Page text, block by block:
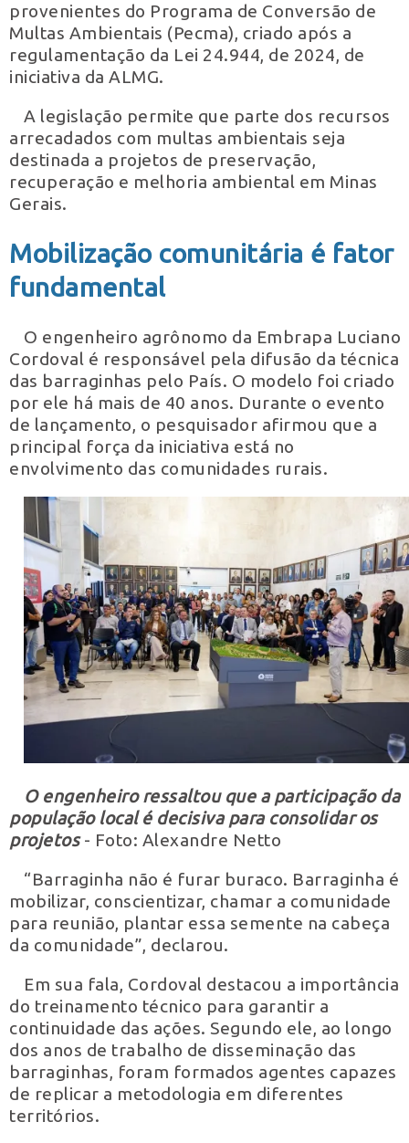
provenientes do Programa de Conversão de
Multas Ambientais (Pecma), criado após a
regulamentação da Lei 24.944, de 2024, de
iniciativa da ALMG.
A legislação permite que parte dos recursos
arrecadados com multas ambientais seja
destinada a projetos de preservação,
recuperação e melhoria ambiental em Minas
Gerais.
Mobilização comunitária é fator
fundamental
O engenheiro agrônomo da Embrapa Luciano
Cordoval é responsável pela difusão da técnica
das barraginhas pelo País. O modelo foi criado
por ele há mais de 40 anos. Durante o evento
de lançamento, o pesquisador afirmou que a
principal força da iniciativa está no
envolvimento das comunidades rurais.
O engenheiro ressaltou que a participação da
população local é decisiva para consolidar os
projetos- Foto: Alexandre Netto
“Barraginha não é furar buraco. Barraginha é
mobilizar, conscientizar, chamar a comunidade
para reunião, plantar essa semente na cabeça
da comunidade”, declarou.
Em sua fala, Cordoval destacou a importância
do treinamento técnico para garantir a
continuidade das ações. Segundo ele, ao longo
dos anos de trabalho de disseminação das
barraginhas, foram formados agentes capazes
de replicar a metodologia em diferentes
territórios.